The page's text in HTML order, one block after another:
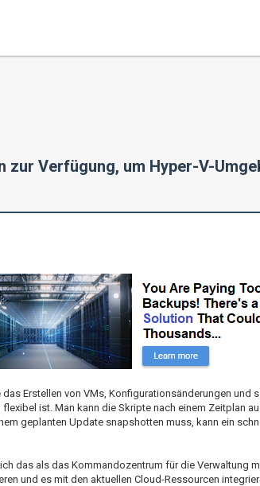
Verfügung, um Hyper-V-
Erstellen von VMs, Konfigurationsänderungen und
ist. Man kann die Skripte nach einem Zeitplan
geplanten Update snapshotten muss, kann ein
das als das Kommandozentrum für die Verwaltung
und es mit den aktuellen Cloud-Ressourcen